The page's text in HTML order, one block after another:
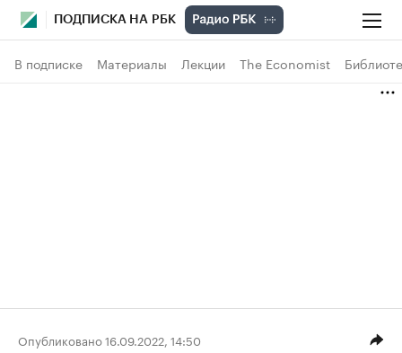
ПОДПИСКА НА РБК
В подписке Материалы Лекции The Economist
Опубликовано 16.09.2022, 14:50